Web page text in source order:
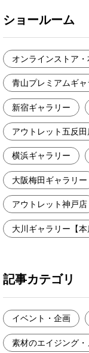
ショールーム
オンラインストア
青山プレミアムギャ
新宿ギャラリー
アウトレット五反田
横浜ギャラリー
大阪梅田ギャラリー
アウトレット神戸店
大川ギャラリー【本
記事カテゴリ
イベント・企画
素材のエイジング